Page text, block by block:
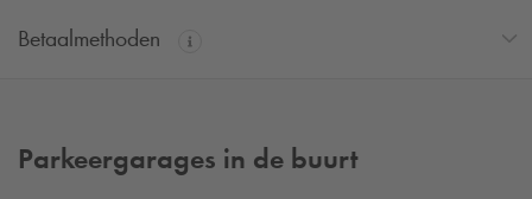
Betaalmethoden
Parkeergarages in de buurt